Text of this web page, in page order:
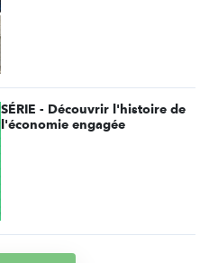
SÉRIE - Découvrir l'histoire de
l'économie engagée